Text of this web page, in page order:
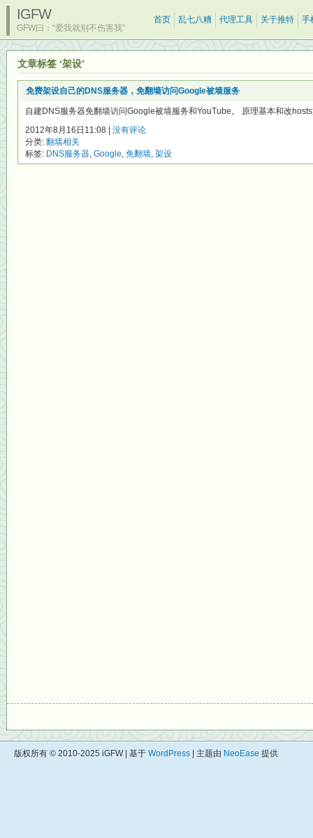
IGFW
GFW曰：“爱我就别不伤害我”
首页 乱七八糟 代理工具 关于推特 手
文章标签 ‘架设’
免费架设自己的DNS服务器，免翻墙访问Google被墙服务
自建DNS服务器免翻墙访问Google被墙服务和YouTube。 原理基本和改
2012年8月16日11:08 | 没有评论
分类: 翻墙相关
标签: DNS服务器, Google, 免翻墙, 架设
版权所有 © 2010-2025 iGFW | 基于 WordPress | 主题由 NeoEase 提供